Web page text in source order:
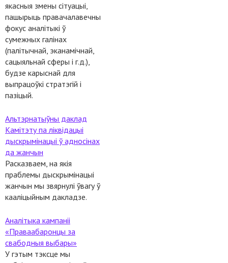
якасныя змены сітуацыі,
пашырыць правачалавечны
фокус аналітыкі ў
сумежных галінах
(палітычнай, эканамічнай,
сацыяльнай сферы і г.д.),
будзе карыснай для
выпрацоўкі стратэгій і
пазіцый.
Альтэрнатыўны даклад
Камітэту па ліквідацыі
дыскрымінацыі ў адносінах
да жанчын
Расказваем, на якія
праблемы дыскрымінацыі
жанчын мы звярнулі ўвагу ў
кааліцыйным дакладзе.
Аналітыка кампаніі
«Праваабаронцы за
свабодныя выбары»
У гэтым тэксце мы